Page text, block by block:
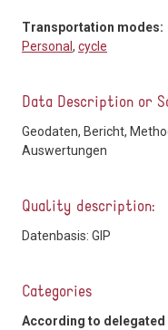
Transportation modes:
Personal , cycle
Data Description or
Geodaten, Bericht,
Auswertungen
Quality description:
Datenbasis: GIP
Categories
According to